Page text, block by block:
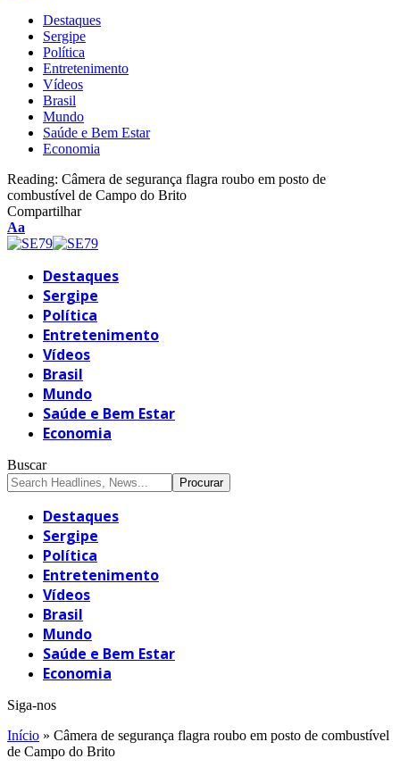
Destaques
Sergipe
Política
Entretenimento
Vídeos
Brasil
Mundo
Saúde e Bem Estar
Economia
Reading: Câmera de segurança flagra roubo em posto de
combustível de Campo do Brito
Compartilhar
Font
Resizer
Aa
Destaques
Sergipe
Política
Entretenimento
Vídeos
Brasil
Mundo
Saúde e Bem Estar
Economia
Buscar
Destaques
Sergipe
Política
Entretenimento
Vídeos
Brasil
Mundo
Saúde e Bem Estar
Economia
Siga-nos
Início » Câmera de segurança flagra roubo em posto de combustível
de Campo do Brito